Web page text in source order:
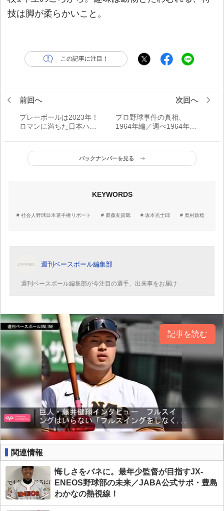
技は脚が柔らかいこと。
この記事に注目！
前回へ
プレーボールは2023年！
ロマンに満ちた日本ハム
次回へ
プロ野球事件の真相、
1964年編／週べ1964年11
バックナンバーを見る
KEYWORDS
社会人野球日本選手権リポート 齋藤友貴哉 坂本光士郎 奥村政稔
週刊ベースボール編集部
週刊ベースボール編集部が今注目の選手、出来事をお届け
記事を読む
関連情報
悔しさをバネに。最年少監督が目指すJX-
ENEOS野球部の未来／JABA公式サポ・豊島
わかなの熱視線！